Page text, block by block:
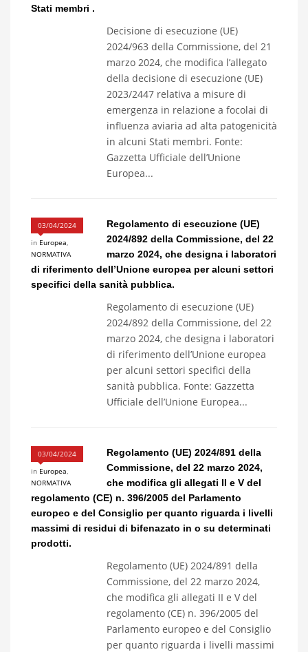
Stati membri .
Decisione di esecuzione (UE)
2024/963 della Commissione, del 21
marzo 2024, che modifica l’allegato
della decisione di esecuzione (UE)
2023/2447 relativa a misure di
emergenza in relazione a focolai di
influenza aviaria ad alta patogenicità
in alcuni Stati membri. Fonte:
Gazzetta Ufficiale dell’Unione
Europea...
03/04/2024
in Europea,
NORMATIVA
Regolamento di esecuzione (UE)
2024/892 della Commissione, del 22
marzo 2024, che designa i laboratori
di riferimento dell’Unione europea per alcuni settori
specifici della sanità pubblica.
Regolamento di esecuzione (UE)
2024/892 della Commissione, del 22
marzo 2024, che designa i laboratori
di riferimento dell’Unione europea
per alcuni settori specifici della
sanità pubblica. Fonte: Gazzetta
Ufficiale dell’Unione Europea...
03/04/2024
in Europea,
NORMATIVA
Regolamento (UE) 2024/891 della
Commissione, del 22 marzo 2024,
che modifica gli allegati II e V del
regolamento (CE) n. 396/2005 del Parlamento
europeo e del Consiglio per quanto riguarda i livelli
massimi di residui di bifenazato in o su determinati
prodotti.
Regolamento (UE) 2024/891 della
Commissione, del 22 marzo 2024,
che modifica gli allegati II e V del
regolamento (CE) n. 396/2005 del
Parlamento europeo e del Consiglio
per quanto riguarda i livelli massimi